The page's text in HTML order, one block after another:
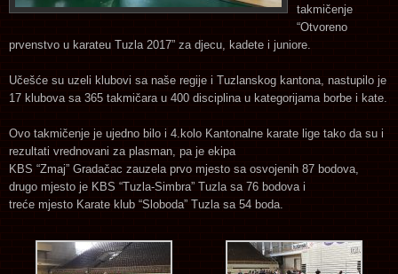
takmičenje
“Otvoreno
prvenstvo u karateu Tuzla 2017” za djecu, kadete i juniore.
Učešće su uzeli klubovi sa naše regije i Tuzlanskog kantona, nastupilo je
17 klubova sa 365 takmičara u 400 disciplina u kategorijama borbe i kate.
Ovo takmičenje je ujedno bilo i 4.kolo Kantonalne karate lige tako da su i
rezultati vrednovani za plasman, pa je ekipa
KBS “Zmaj” Gradačac zauzela prvo mjesto sa osvojenih 87 bodova,
drugo mjesto je KBS “Tuzla-Simbra” Tuzla sa 76 bodova i
treće mjesto Karate klub “Sloboda” Tuzla sa 54 boda.